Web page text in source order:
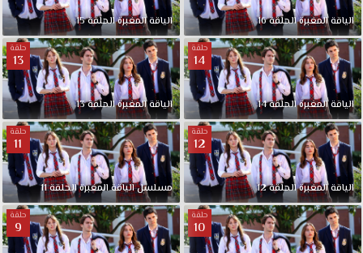
الياقة المغبرة الحلقة 16 الياقة المغبرة الحلقة 15
حلقة
14
الياقة المغبرة الحلقة 14
حلقة
13
الياقة المغبرة الحلقة 13
حلقة
12
الياقة المغبرة الحلقة 12
حلقة
11
مسلسل الياقة المغبرة الحلقة 11
حلقة
10
حلقة
9